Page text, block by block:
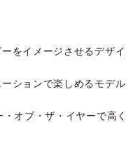
をイメージさせるデザ
ションで楽しめるモデ
・オブ・ザ・イヤーで高